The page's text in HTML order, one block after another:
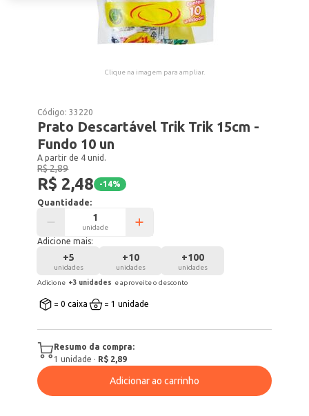
Clique na imagem para ampliar.
Código:33220
Prato Descartável Trik Trik 15cm -
Fundo 10 un
A partir de 4 unid.
R$ 2,89
R$ 2,48 -14%
Quantidade:
unidade
Adicione mais:
+5
unidades
+10
unidades
+100
unidades
Adicione +3 unidades e aproveite o desconto
= 0 caixa = 1 unidade
Resumo da compra:
1 unidade · R$ 2,89
Adicionar ao carrinho